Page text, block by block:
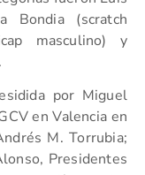
Bondia (scratch
masculino) y
por Miguel
en Valencia en
M. Torrubia;
Presidentes